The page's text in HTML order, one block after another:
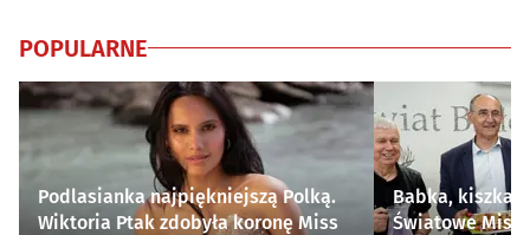
POPULARNE
Podlasianka najpiękniejszą Polką.
Wiktoria Ptak zdobyła koronę Miss
Babka, kiszka i
Światowe